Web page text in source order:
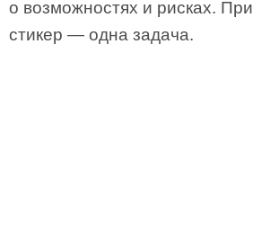
о возможностях и рисках.
стикер — одна задача.